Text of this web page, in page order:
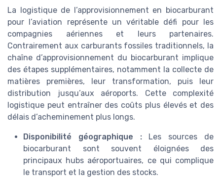
La logistique de l’approvisionnement en biocarburant
pour l’aviation représente un véritable défi pour les
compagnies aériennes et leurs partenaires.
Contrairement aux carburants fossiles traditionnels, la
chaîne d’approvisionnement du biocarburant implique
des étapes supplémentaires, notamment la collecte de
matières premières, leur transformation, puis leur
distribution jusqu’aux aéroports. Cette complexité
logistique peut entraîner des coûts plus élevés et des
délais d’acheminement plus longs.
Disponibilité géographique :Les sources de
biocarburant sont souvent éloignées des
principaux hubs aéroportuaires, ce qui complique
le transport et la gestion des stocks.